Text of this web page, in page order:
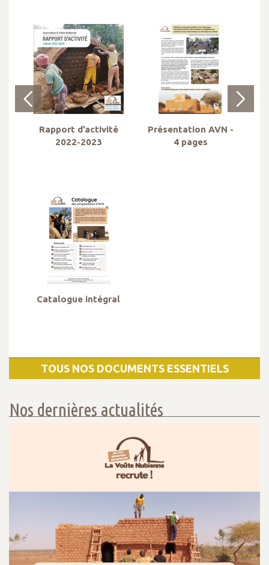
Rapport d’activité
2022-2023
Présentation AVN -
4 pages
Catalogue intégral
TOUS NOS DOCUMENTS ESSENTIELS
Nos dernières actualités